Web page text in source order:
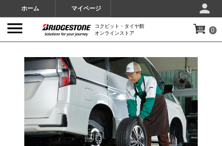
ホーム マイページ
コクピット・タイヤ館
オンラインストア
0